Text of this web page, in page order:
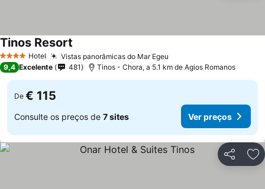
4 EstrelasHotel Vistas panorâmicas do Mar Egeu
Tinos Resort
9,4 Excelente 481 Tinos - Chora, a 5.1 km de Agios Romanos
De € 115
Consulte os preços de 7 sites Ver preços
Partilhar